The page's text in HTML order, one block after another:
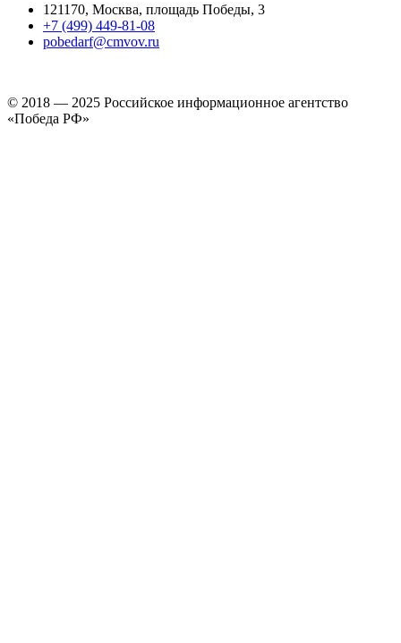
121170, Москва, площадь Победы, 3
+7 (499) 449-81-08
pobedarf@cmvov.ru
© 2018 — 2025 Российское информационное агентство
«Победа РФ»